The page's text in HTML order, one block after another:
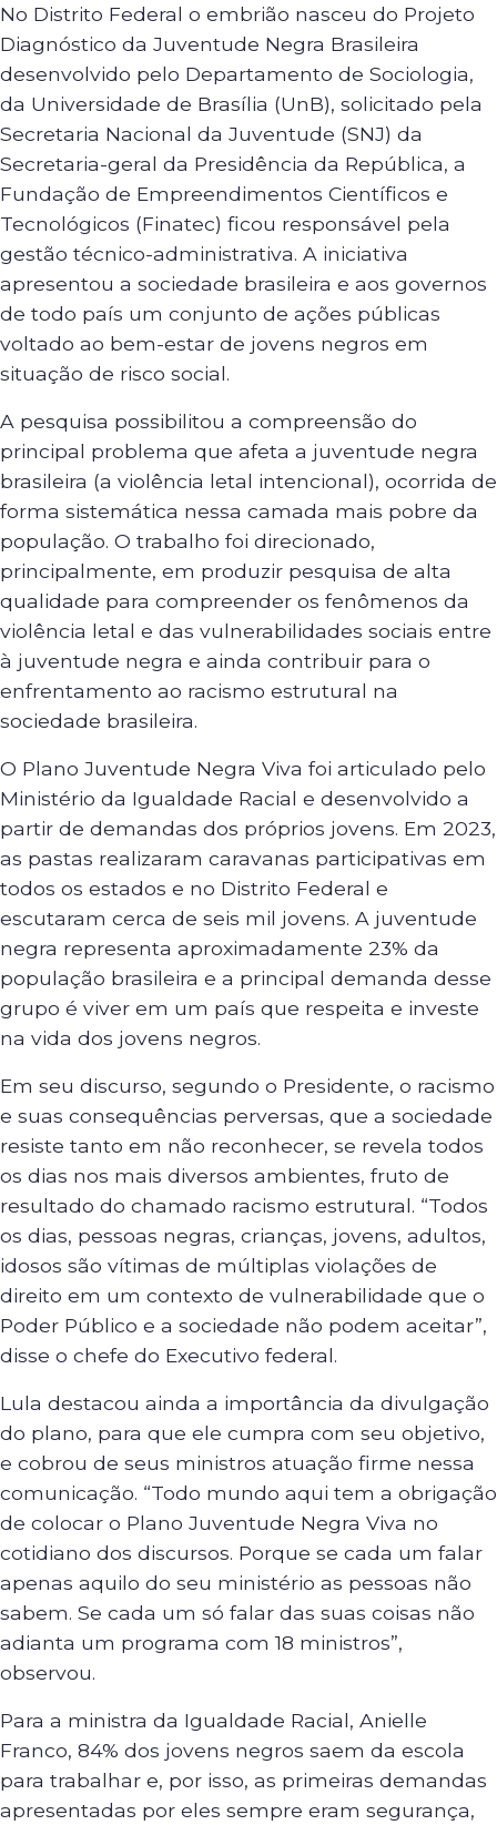
No Distrito Federal o embrião nasceu do Projeto
Diagnóstico da Juventude Negra Brasileira
desenvolvido pelo Departamento de Sociologia,
da Universidade de Brasília (UnB), solicitado pela
Secretaria Nacional da Juventude (SNJ) da
Secretaria-geral da Presidência da República, a
Fundação de Empreendimentos Científicos e
Tecnológicos (Finatec) ficou responsável pela
gestão técnico-administrativa. A iniciativa
apresentou a sociedade brasileira e aos governos
de todo país um conjunto de ações públicas
voltado ao bem-estar de jovens negros em
situação de risco social.
A pesquisa possibilitou a compreensão do
principal problema que afeta a juventude negra
brasileira (a violência letal intencional), ocorrida de
forma sistemática nessa camada mais pobre da
população. O trabalho foi direcionado,
principalmente, em produzir pesquisa de alta
qualidade para compreender os fenômenos da
violência letal e das vulnerabilidades sociais entre
à juventude negra e ainda contribuir para o
enfrentamento ao racismo estrutural na
sociedade brasileira.
O Plano Juventude Negra Viva foi articulado pelo
Ministério da Igualdade Racial e desenvolvido a
partir de demandas dos próprios jovens. Em 2023,
as pastas realizaram caravanas participativas em
todos os estados e no Distrito Federal e
escutaram cerca de seis mil jovens. A juventude
negra representa aproximadamente 23% da
população brasileira e a principal demanda desse
grupo é viver em um país que respeita e investe
na vida dos jovens negros.
Em seu discurso, segundo o Presidente, o racismo
e suas consequências perversas, que a sociedade
resiste tanto em não reconhecer, se revela todos
os dias nos mais diversos ambientes, fruto de
resultado do chamado racismo estrutural. “Todos
os dias, pessoas negras, crianças, jovens, adultos,
idosos são vítimas de múltiplas violações de
direito em um contexto de vulnerabilidade que o
Poder Público e a sociedade não podem aceitar”,
disse o chefe do Executivo federal.
Lula destacou ainda a importância da divulgação
do plano, para que ele cumpra com seu objetivo,
e cobrou de seus ministros atuação firme nessa
comunicação. “Todo mundo aqui tem a obrigação
de colocar o Plano Juventude Negra Viva no
cotidiano dos discursos. Porque se cada um falar
apenas aquilo do seu ministério as pessoas não
sabem. Se cada um só falar das suas coisas não
adianta um programa com 18 ministros”,
observou.
Para a ministra da Igualdade Racial, Anielle
Franco, 84% dos jovens negros saem da escola
para trabalhar e, por isso, as primeiras demandas
apresentadas por eles sempre eram segurança,